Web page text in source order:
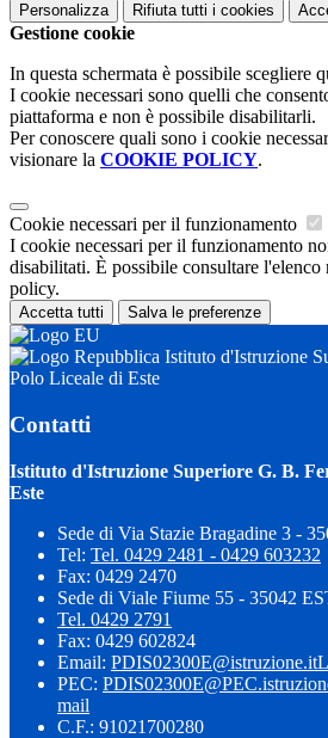
Personalizza Rifiuta tutti i cookies
Gestione cookie
In questa schermata è possibile scegliere
I cookie necessari sono quelli che
piattaforma e non è possibile disabilitarli.
Per conoscere quali sono i cookie
visionare la COOKIE POLICY.
Cookie necessari per il funzionamento
I cookie necessari per il funzionamento
disabilitati. È possibile consultare
policy.
Accetta tutti Salva le preferenze
Istituto d'Istruzione
Polo Liceale di Este
Contatti
Istituto d'Istruzione Superiore G. B.
Este
Sede di Via Stazie Bragadine 3 -
Tel: Tel. 0429 2481 - 0429 603232
Fax: 0429 2470
Sede di Viale Fiume 55 - 35042
Tel. 0429 2791
Fax: 0429 602824
Email: PDIS02300E@istruzione.it
PEC:
mail
C.F.: 91021700280